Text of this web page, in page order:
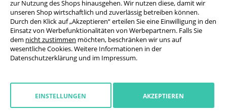
ab68,28 €brutto / Stück
zur Nutzung des Shops hinausgehen. Wir nutzen diese, damit wir
unseren Shop wirtschaftlich und zuverlässig betreiben können.
Durch den Klick auf „Akzeptieren“ erteilen Sie eine Einwilligung in den
Einsatz von Werbefunktionalitäten von Werbepartnern. Falls Sie
dem nicht zustimmen möchten, beschränken wir uns auf
wesentliche Cookies. Weitere Informationen in der
Datenschutzerklärung und im Impressum.
EINSTELLUNGEN AKZEPTIEREN